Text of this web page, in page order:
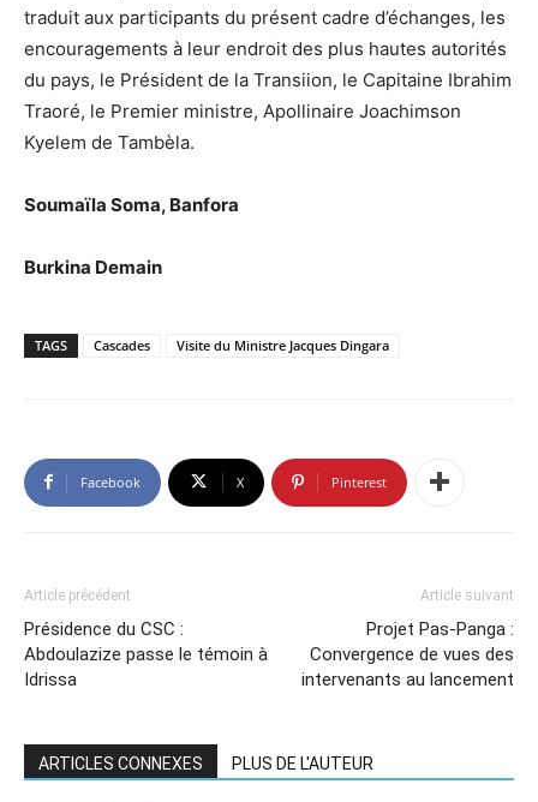
traduit aux participants du présent cadre d’échanges, les
encouragements à leur endroit des plus hautes autorités
du pays, le Président de la Transiion, le Capitaine Ibrahim
Traoré, le Premier ministre, Apollinaire Joachimson
Kyelem de Tambèla.
Soumaïla Soma, Banfora
Burkina Demain
TAGS Cascades Visite du Ministre Jacques Dingara
Facebook X Pinterest
Article précédent
Présidence du CSC :
Abdoulazize passe le témoin à
Idrissa
Article suivant
Projet Pas-Panga :
Convergence de vues des
intervenants au lancement
ARTICLES CONNEXES PLUS DE L'AUTEUR